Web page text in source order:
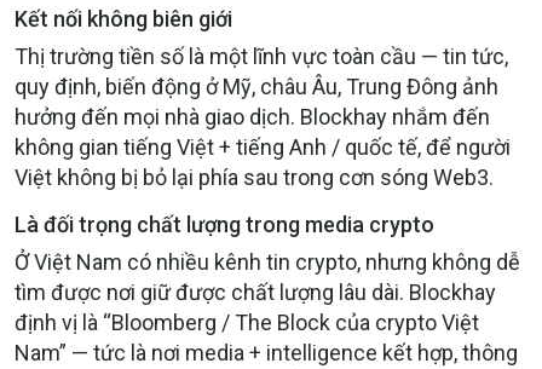
Kết nối không biên giới
Thị trường tiền số là một lĩnh vực toàn cầu — tin tức,
quy định, biến động ở Mỹ, châu Âu, Trung Đông ảnh
hưởng đến mọi nhà giao dịch. Blockhay nhắm đến
không gian tiếng Việt + tiếng Anh / quốc tế, để người
Việt không bị bỏ lại phía sau trong cơn sóng Web3.
Là đối trọng chất lượng trong media crypto
Ở Việt Nam có nhiều kênh tin crypto, nhưng không dễ
tìm được nơi giữ được chất lượng lâu dài. Blockhay
định vị là “Bloomberg / The Block của crypto Việt
Nam” — tức là nơi media + intelligence kết hợp, thông